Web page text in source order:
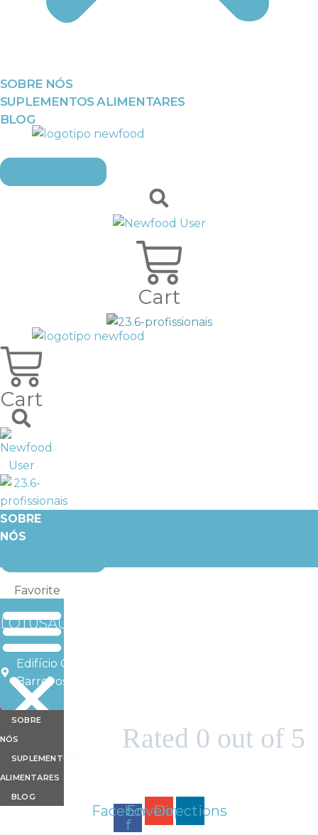
SOBRE NÓS
SUPLEMENTOS ALIMENTARES
BLOG
Cart
Cart
SOBRE
NÓS
ALIMENTARES
BLOG
SOBRE
NÓS
SUPLEMENTOS
ALIMENTARES
BLOG
Favorite
LOTUSAUDE WELLNESS&HEALTHCARE
Edifício Caniço Golden, Estrada da Ponta da Oliveira,
Barreiros, Santa Cruz, Madeira
 Rated 0 out of 5
Facebook-
f
Envelope
Directions